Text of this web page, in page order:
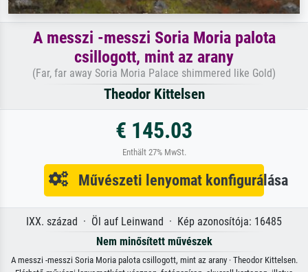
A messzi -messzi Soria Moria palota
csillogott, mint az arany
(Far, far away Soria Moria Palace shimmered like Gold)
Theodor Kittelsen
€ 145.03
Enthält 27% MwSt.
Művészeti lenyomat konfigurálása
IXX. század · Öl auf Leinwand · Kép azonosítója: 16485
Nem minősített művészek
A messzi -messzi Soria Moria palota csillogott, mint az arany · Theodor Kittelsen.